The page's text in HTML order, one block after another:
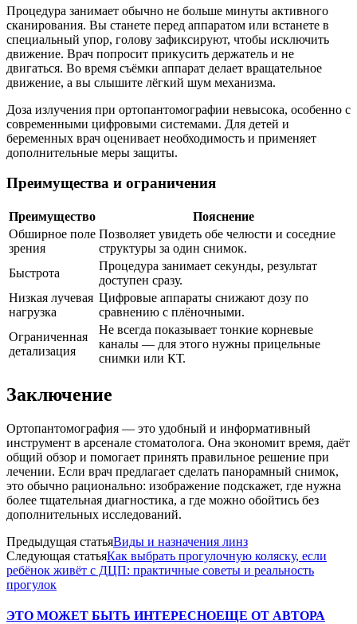
Процедура занимает обычно не больше минуты активного
сканирования. Вы станете перед аппаратом или встанете в
специальный упор, голову зафиксируют, чтобы исключить
движение. Врач попросит прикусить держатель и не
двигаться. Во время съёмки аппарат делает вращательное
движение, а вы слышите лёгкий шум механизма.
Доза излучения при ортопантомографии невысока, особенно с
современными цифровыми системами. Для детей и
беременных врач оценивает необходимость и применяет
дополнительные меры защиты.
Преимущества и ограничения
Преимущество
Пояснение
Обширное поле
зрения
Позволяет увидеть обе челюсти и соседние
структуры за один снимок.
Быстрота
Процедура занимает секунды, результат
доступен сразу.
Низкая лучевая
нагрузка
Цифровые аппараты снижают дозу по
сравнению с плёночными.
Ограниченная
детализация
Не всегда показывает тонкие корневые
каналы — для этого нужны прицельные
снимки или КТ.
Заключение
Ортопантомография — это удобный и информативный
инструмент в арсенале стоматолога. Она экономит время, даёт
общий обзор и помогает принять правильное решение при
лечении. Если врач предлагает сделать панорамный снимок,
это обычно рационально: изображение подскажет, где нужна
более тщательная диагностика, а где можно обойтись без
дополнительных исследований.
Предыдущая статьяВиды и назначения линз
Следующая статьяКак выбрать прогулочную коляску, если
ребёнок живёт с ДЦП: практичные советы и реальность
прогулок
ЭТО МОЖЕТ БЫТЬ ИНТЕРЕСНОЕЩЕ ОТ АВТОРА